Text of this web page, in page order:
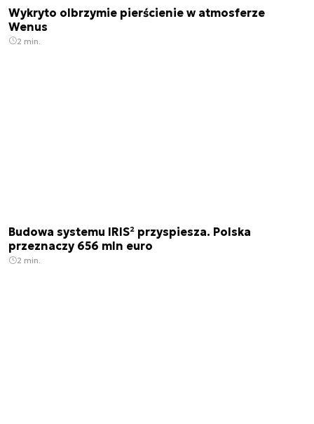
Wykryto olbrzymie pierścienie w atmosferze
Wenus
2 min.
Budowa systemu IRIS² przyspiesza. Polska
przeznaczy 656 mln euro
2 min.